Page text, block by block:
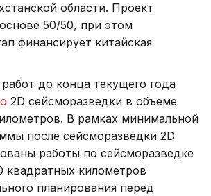
области. Проект
50/50, при этом
финансирует китайская
до конца текущего года
2D сейсморазведки в объеме
В рамках минимальной
после сейсморазведки 2D
работы по сейсморазведке
квадратных километров
планирования перед